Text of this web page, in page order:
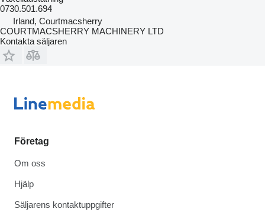
0730.501.694
Irland, Courtmacsherry
COURTMACSHERRY MACHINERY LTD
Kontakta säljaren
Företag
Om oss
Hjälp
Säljarens kontaktuppgifter